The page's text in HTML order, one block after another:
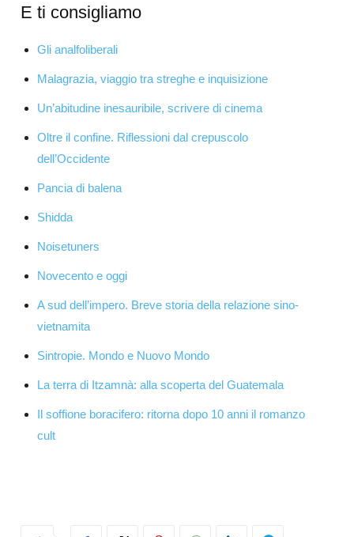
E ti consigliamo
Gli analfoliberali
Malagrazia, viaggio tra streghe e inquisizione
Un’abitudine inesauribile, scrivere di cinema
Oltre il confine. Riflessioni dal crepuscolo
dell’Occidente
Pancia di balena
Shidda
Noisetuners
Novecento e oggi
A sud dell’impero. Breve storia della relazione sino-
vietnamita
Sintropie. Mondo e Nuovo Mondo
La terra di Itzamnà: alla scoperta del Guatemala
Il soffione boracifero: ritorna dopo 10 anni il romanzo
cult